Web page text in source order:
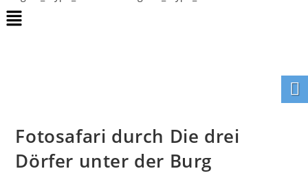
Fotosafari durch Die drei
Dörfer unter der Burg